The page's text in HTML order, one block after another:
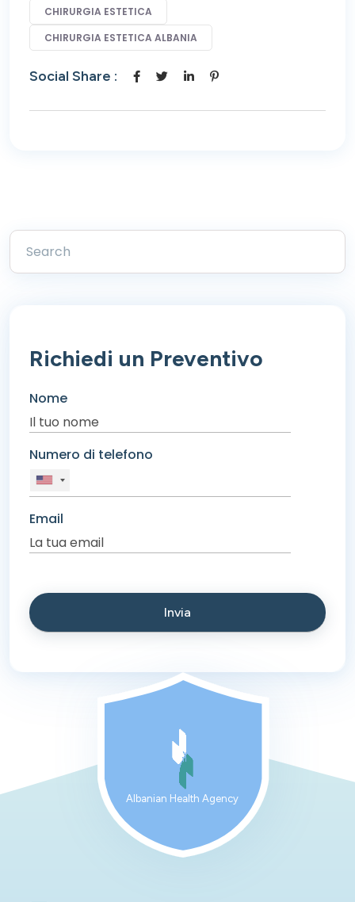
CHIRURGIA ESTETICA
CHIRURGIA ESTETICA ALBANIA
Social Share :
Richiedi un Preventivo
Nome
Numero di telefono
Email
Albanian Health Agency